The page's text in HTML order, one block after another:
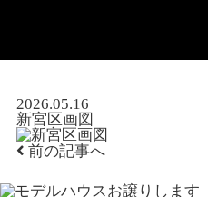
2026.05.16
新宮区画図
前の記事へ